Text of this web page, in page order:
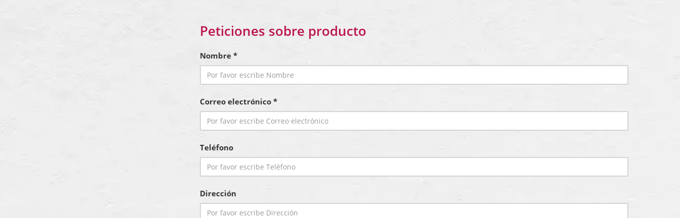
Peticiones sobre producto
Nombre *
Correo electrónico *
Teléfono
Dirección